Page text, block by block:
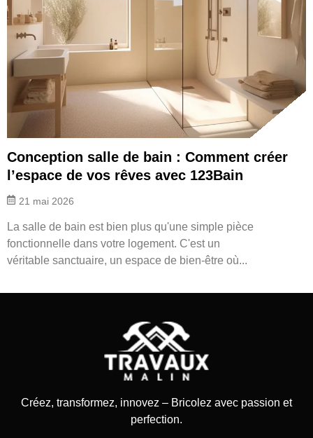
Conception salle de bain : Comment créer
l’espace de vos rêves avec 123Bain
21 mai 2026
La salle de bain est bien plus qu'une simple pièce
fonctionnelle dans votre logement. C'est un
véritable sanctuaire, un espace de bien-être où...
Créez, transformez, innovez – Bricolez avec passion et
perfection.